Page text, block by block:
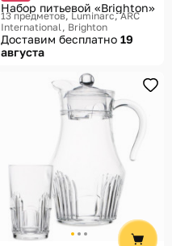
Набор питьевой «Brighton»
13 предметов Luminarc, ARC
International, Brighton
Доставим бесплатно 19
августа